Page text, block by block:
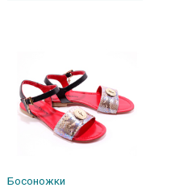
Босоножки